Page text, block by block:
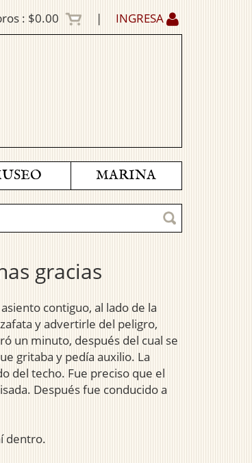
: $0.00 | INGRESA
MARINA
gracias
contiguo, al lado de la
y advertirle del peligro,
un minuto, después del cual se
gritaba y pedía auxilio. La
del techo. Fue preciso que el
Después fue conducido a
dentro.